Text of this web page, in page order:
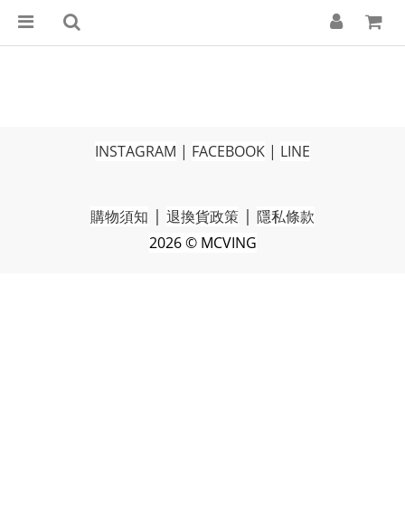
INSTAGRAM | FACEBOOK | LINE
購物須知 | 退換貨政策 | 隱私條款
2026 © MCVING